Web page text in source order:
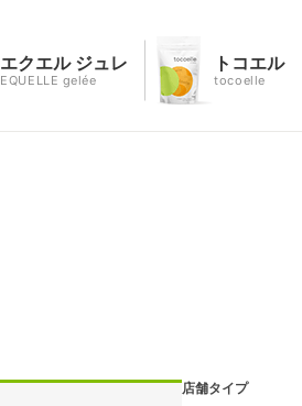
エクエル ジュレ
EQUELLE gelée
トコエル
tocoelle
店舗タイプ